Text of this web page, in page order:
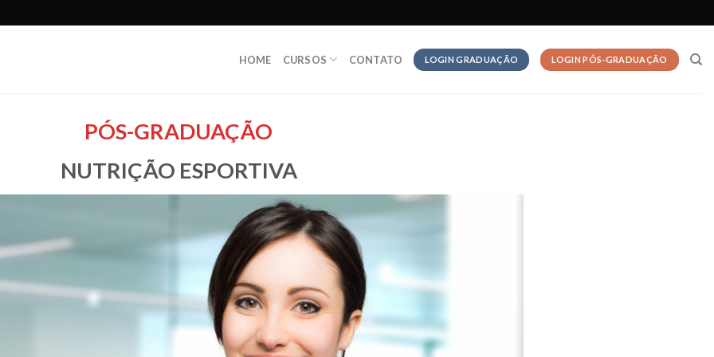
HOME CURSOS CONTATO LOGIN GRADUAÇÃO LOGIN PÓS-GRADUAÇÃO
PÓS-GRADUAÇÃO
NUTRIÇÃO ESPORTIVA